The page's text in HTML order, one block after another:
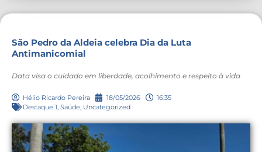
São Pedro da Aldeia celebra Dia da Luta
Antimanicomial
Data visa o cuidado em liberdade, acolhimento e respeito à vida
Hélio Ricardo Pereira 18/05/2026
16:35
Destaque 1 Saúde Uncategorized